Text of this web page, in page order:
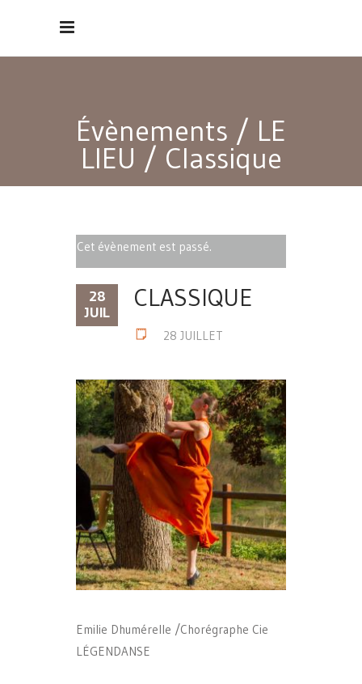
Évènements / LE
LIEU / Classique
Cet évènement est passé.
28
JUIL
CLASSIQUE
28 JUILLET
Emilie Dhumérelle /Chorégraphe Cie
LÉGENDANSE